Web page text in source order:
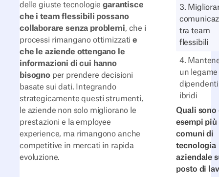
3.
tra team
flessibili
4.
un
dipendenti
ibridi
Quali sono
esempi più
comuni di
tecnologia
aziendale
posto di
delle giuste tecnologiegarantisce
che i team flessibili possano
collaborare senza problemi, che i
processi rimangano ottimizzatie
che le aziende ottengano le
informazioni di cui hanno
bisognoper prendere decisioni
basate sui dati. Integrando
strategicamente questi strumenti,
le aziende non solo migliorano le
prestazioni e la employee
experience, ma rimangono anche
competitive in mercati in rapida
evoluzione.